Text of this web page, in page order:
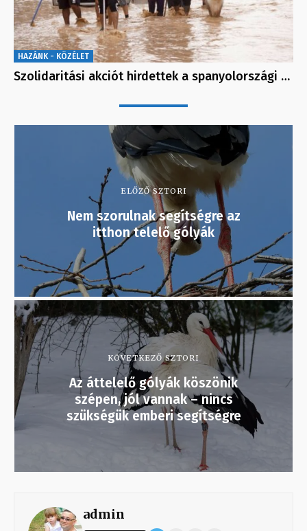
HAZÁNK - KÖZÉLET
Szolidaritási akciót hirdettek a spanyolországi …
ELŐZŐ SZTORI
Nem szorulnak segítségre az
itthon telelő gólyák
KÖVETKEZŐ SZTORI
Az áttelelő gólyák köszönik
szépen, jól vannak – nincs
szükségük emberi segítségre
admin